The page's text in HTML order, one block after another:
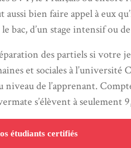
bien faire appel à eux
bac, d’un stage intensif ou
des partiels si votre
et sociales à
niveau de l’apprenant.
s’élèvent à seulement
étudiants certifiés